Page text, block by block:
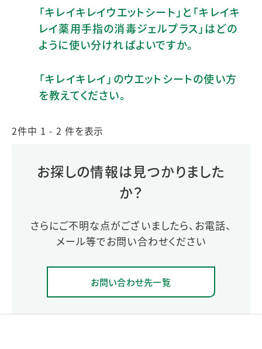
「キレイキレイウエットシート」と「キレイキ
レイ薬用手指の消毒ジェルプラス」はどの
ように使い分ければよいですか。
「キレイキレイ」のウエットシートの使い方
を教えてください。
2件中 1 - 2 件を表示
お探しの情報は見つかりました
か？
さらにご不明な点がございましたら、お電話、
メール等でお問い合わせください
お問い合わせ先一覧